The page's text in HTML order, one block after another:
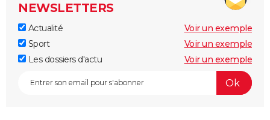
NEWSLETTERS
Actualité
Voir un exemple
Sport
Voir un exemple
Les dossiers d'actu
Voir un exemple